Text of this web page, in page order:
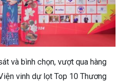
và bình chọn, vượt qua hàng
vinh dự lọt Top 10 Thương